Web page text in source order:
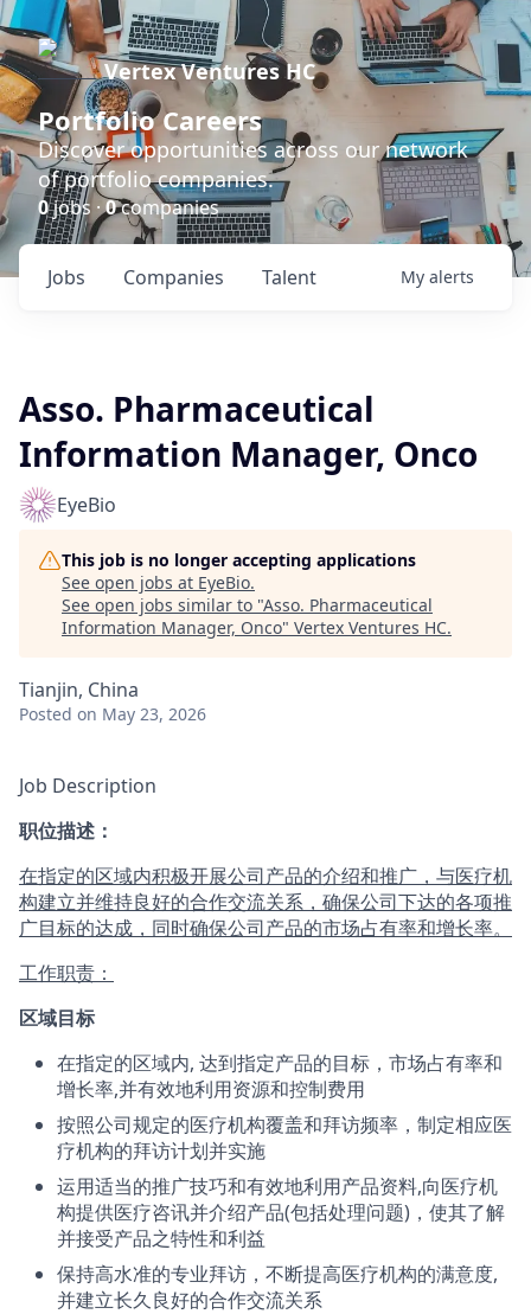
Vertex Ventures HC
Portfolio Careers
Discover opportunities across our network
of portfolio companies.
0jobs ·0companies
Jobs Companies Talent My alerts
Asso. Pharmaceutical
Information Manager, Onco
EyeBio
This job is no longer accepting applications
See open jobs at EyeBio.
See open jobs similar to "Asso. Pharmaceutical
Information Manager, Onco" Vertex Ventures HC.
Tianjin, China
Posted on May 23, 2026
Job Description
职位描述：
在指定的区域内积极开展公司产品的介绍和推广，与医疗机
构建立并维持良好的合作交流关系，确保公司下达的各项推
广目标的达成，同时确保公司产品的市场占有率和增长率。
工作职责：
区域目标
在指定的区域内, 达到指定产品的目标，市场占有率和
增长率,并有效地利用资源和控制费用
按照公司规定的医疗机构覆盖和拜访频率，制定相应医
疗机构的拜访计划并实施
运用适当的推广技巧和有效地利用产品资料,向医疗机
构提供医疗咨讯并介绍产品(包括处理问题)，使其了解
并接受产品之特性和利益
保持高水准的专业拜访，不断提高医疗机构的满意度,
并建立长久良好的合作交流关系